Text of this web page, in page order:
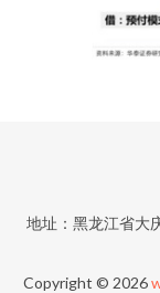
地址：黑龙江省大
Copyright © 2026